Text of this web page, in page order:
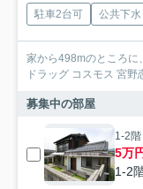
駐車2台可 公共下水
家から498mのところに
ドラッグ コスモス 宮
募集中の部屋
1-2階
5万
1-2